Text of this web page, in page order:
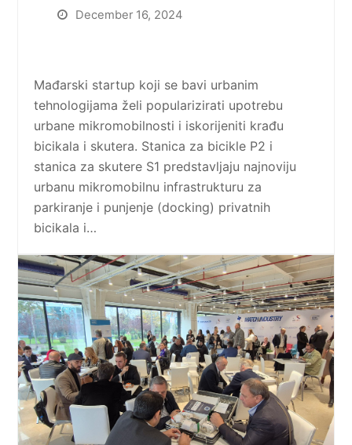
December 16, 2024
Mađarski startup koji se bavi urbanim
tehnologijama želi popularizirati upotrebu
urbane mikromobilnosti i iskorijeniti krađu
bicikala i skutera. Stanica za bicikle P2 i
stanica za skutere S1 predstavljaju najnoviju
urbanu mikromobilnu infrastrukturu za
parkiranje i punjenje (docking) privatnih
bicikala i…